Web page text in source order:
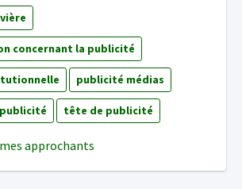
concernant la publicité
publicité médias
tête de publicité
approchants